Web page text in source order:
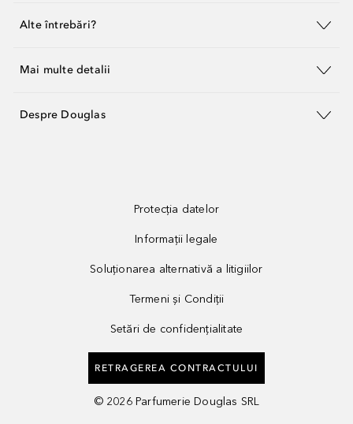
Alte întrebări?
Mai multe detalii
Despre Douglas
Protecția datelor
Informații legale
Soluționarea alternativă a litigiilor
Termeni și Condiții
Setări de confidențialitate
RETRAGEREA CONTRACTULUI
© 2026 Parfumerie Douglas SRL